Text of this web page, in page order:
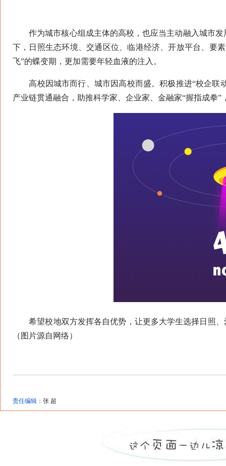
作为城市核心组成主体的高校，也应当主动融入城市发
下，日照生态环境、交通区位、临港经济、开放平台、要
飞”的蝶变期，更加需要年轻血液的注入。
高校因城市而行、城市因高校而盛。积极推进“校企联
产业链贯通融合，助推科学家、企业家、金融家“握指成拳
希望校地双方发挥各自优势，让更多大学生选择日照、
（图片源自网络）
责任编辑： 张 超